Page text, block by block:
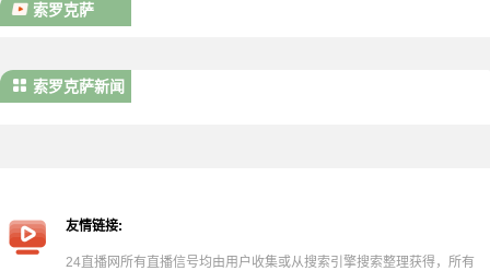
索罗克萨
索罗克萨新闻
友情链接:
24直播网所有直播信号均由用户收集或从搜索引擎搜索整理获得，所有